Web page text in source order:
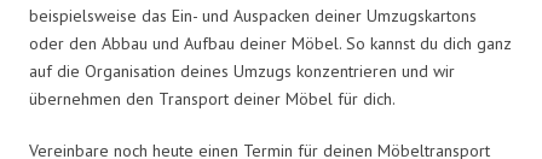
beispielsweise das Ein- und Auspacken deiner Umzugskartons
oder den Abbau und Aufbau deiner Möbel. So kannst du dich ganz
auf die Organisation deines Umzugs konzentrieren und wir
übernehmen den Transport deiner Möbel für dich.
Vereinbare noch heute einen Termin für deinen Möbeltransport